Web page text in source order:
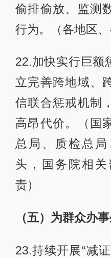
偷排偷放、监测
行为。（各地区、
22.加快实行巨额
立完善跨地域、
信联合惩戒机制
高昂代价。（国
总局、质检总
头，国务院相
责）
（五）为群众办
23.持续开展“减